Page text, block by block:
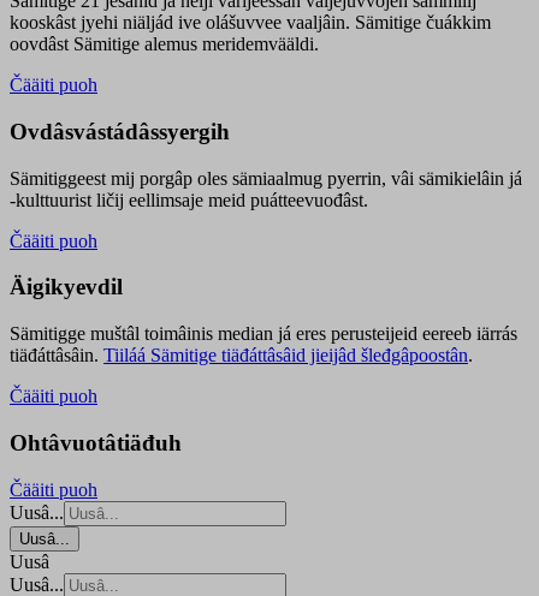
kooskâst jyehi niäljád ive olášuvvee vaaljâin. Sämitige čuákkim
oovdâst Sämitige alemus meridemvääldi.
Čääiti puoh
Ovdâsvástádâssyergih
Sämitiggeest mij porgâp oles sämiaalmug pyerrin, vâi sämikielâin já
-kulttuurist ličij eellimsaje meid puátteevuođâst.
Čääiti puoh
Äigikyevdil
Sämitigge muštâl toimâinis median já eres perusteijeid eereeb iärrás
tiäđáttâsâin. Tiiláá Sämitige tiäđáttâsâid jieijâd šleđgâpoostân.
Čääiti puoh
Ohtâvuotâtiäđuh
Čääiti puoh
Uusâ...
Uusâ...
Uusâ
Uusâ...